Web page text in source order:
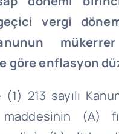
vergi
göre enflasyon
(1) 213 sayılı
(A)